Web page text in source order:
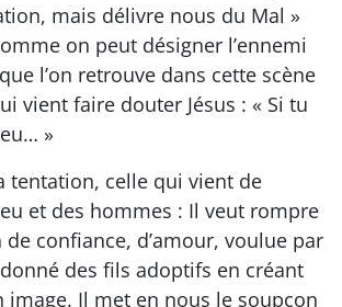
mais délivre nous du Mal »
on peut désigner l’ennemi
l’on retrouve dans cette scène
vient faire douter Jésus : « Si tu
»
tentation, celle qui vient de
et des hommes : Il veut rompre
confiance, d’amour, voulue par
donné des fils adoptifs en créant
image. Il met en nous le soupçon